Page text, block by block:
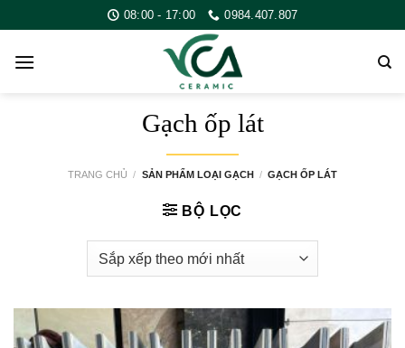
to
content
08:00 - 17:00 0984.407.807
Gạch ốp lát
TRANG CHỦ / SẢN PHẨM LOẠI GẠCH / GẠCH ỐP LÁT
BỘ LỌC